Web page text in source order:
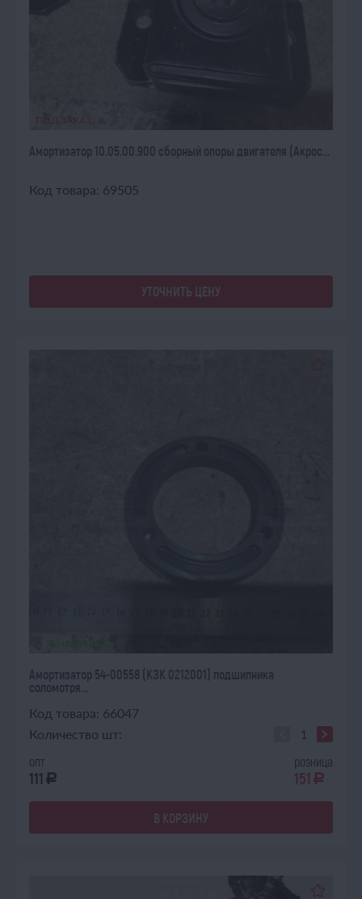
Амортизатор 10.05.00.900 сборный опоры двигателя (Акрос...
Код товара: 69505
УТОЧНИТЬ ЦЕНУ
Амортизатор 54-00558 (КЗК 0212001) подшипника
соломотря...
Код товара: 66047
Количество шт:
опт
111 a
розница
151 a
В КОРЗИНУ